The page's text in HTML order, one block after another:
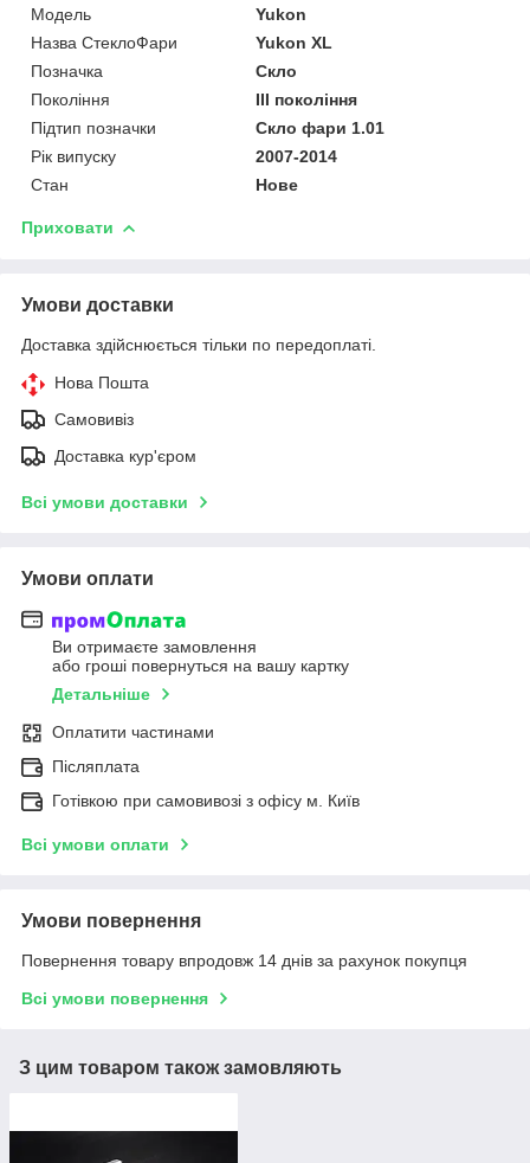
Мoдель
Yukon
Назва СтеклоФари
Yukon XL
Позначка
Скло
Покоління
III покоління
Підтип позначки
Скло фари 1.01
Рік випуску
2007-2014
Стан
Нове
Приховати
Умови доставки
Доставка здійснюється тільки по передоплаті.
Нова Пошта
Самовивіз
Доставка кур'єром
Всі умови доставки
Умови оплати
Ви отримаєте замовлення
або гроші повернуться на вашу картку
Детальніше
Оплатити частинами
Післяплата
Готівкою при самовивозі з офісу м. Київ
Всі умови оплати
Умови повернення
Повернення товару впродовж 14 днів за рахунок покупця
Всі умови повернення
З цим товаром також замовляють